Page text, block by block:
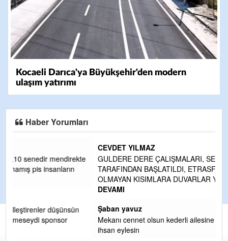
Kocaeli Darıca'ya Büyükşehir'den modern
ulaşım yatırımı
Haber Yorumları
GULDERE DERE ÇALIŞMALARI, SEKIZ YIL ÖNCE ALKAYA
TARAFINDAN BAŞLATILDI, ETRASFINDA YERLEŞİM YERI
OLMAYAN KISIMLARA DUVARLAR YAPILDI."BURADAK...
Şaban yavuz
Mekanı cennet olsun kederli ailesine Rabbim Sabri Celil